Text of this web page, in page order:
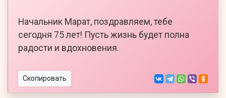
Начальник Марат, поздравляем, тебе
сегодня 75 лет! Пусть жизнь будет полна
радости и вдохновения.
Скопировать